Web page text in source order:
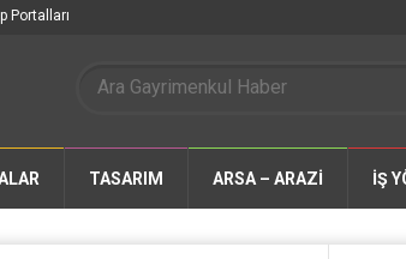
Portalları
TASARIM ARSA – ARAZİ İŞ